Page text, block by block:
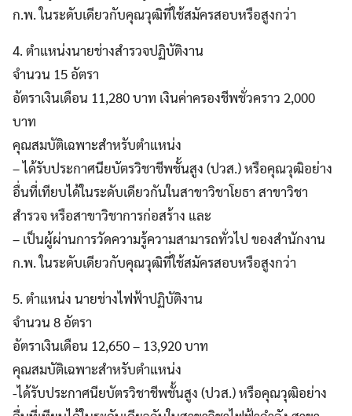
ก.พ. ในระดับเดียวกับคุณวุฒิที่ใช้สมัครสอบหรือสูงกว่า
4. ตำแหน่งนายช่างสำรวจปฏิบัติงาน
จำนวน 15 อัตรา
อัตราเงินเดือน 11,280 บาท เงินค่าครองชีพชั่วคราว 2,000
บาท
คุณสมบัติเฉพาะสำหรับตำแหน่ง
– ได้รับประกาศนียบัตรวิชาชีพชั้นสูง (ปวส.) หรือคุณวุฒิอย่าง
อื่นที่เทียบได้ในระดับเดียวกันในสาขาวิชาโยธา สาขาวิชา
สำรวจ หรือสาขาวิชาการก่อสร้าง และ
– เป็นผู้ผ่านการวัดความรู้ความสามารถทั่วไป ของสำนักงาน
ก.พ. ในระดับเดียวกับคุณวุฒิที่ใช้สมัครสอบหรือสูงกว่า
5. ตำแหน่ง นายช่างไฟฟ้าปฏิบัติงาน
จำนวน 8 อัตรา
อัตราเงินเดือน 12,650 – 13,920 บาท
คุณสมบัติเฉพาะสำหรับตำแหน่ง
-ได้รับประกาศนียบัตรวิชาชีพชั้นสูง (ปวส.) หรือคุณวุฒิอย่าง